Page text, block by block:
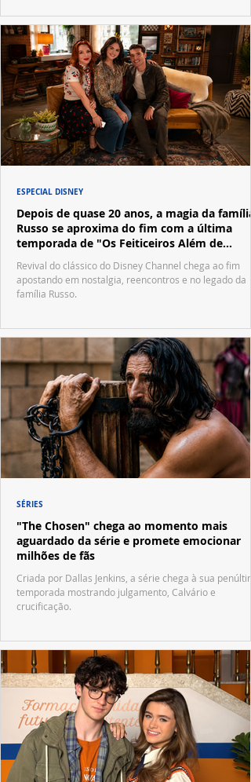
Depois de quase 20 anos, a magia da família
Russo se aproxima do fim com a última
temporada de "Os Feiticeiros Além de
Waverly Place"
Revival do clássico do Disney Channel chega ao fim
apostando em nostalgia, reencontros e no legado da
família Russo.
ESPECIAL DISNEY
"The Chosen" chega ao momento mais
aguardado da série e promete emocionar
milhões de fãs
Criada por Dallas Jenkins, a série chega à sua
temporada mostrando julgamento, Calvário e
crucificação.
SÉRIES